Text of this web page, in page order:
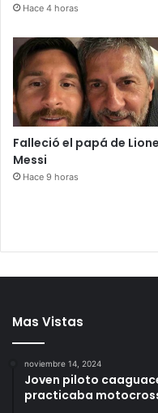
Hace 4 horas
Falleció el papá de
Messi
Hace 9 horas
Mas Vistas
noviembre 14, 2024
Joven piloto
practicaba